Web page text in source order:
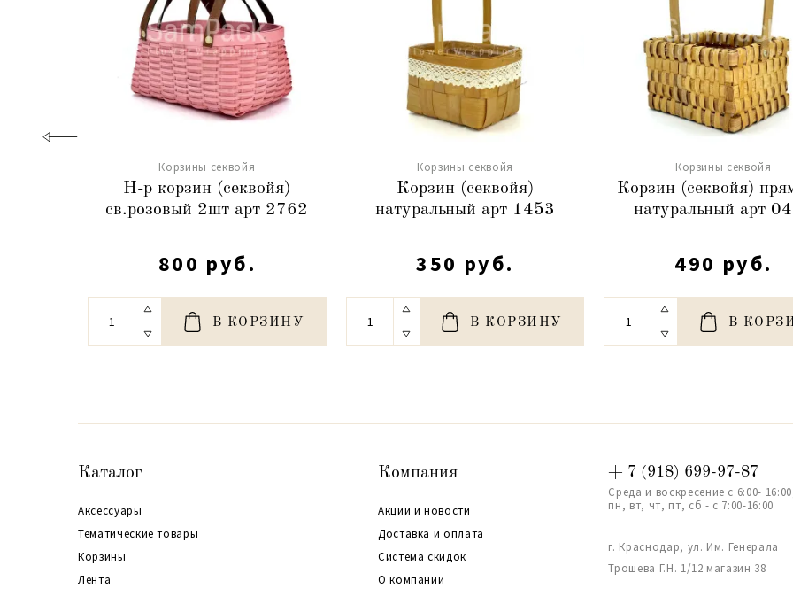
Корзины секвойя
Н-р корзин (секвойя)
св.розовый 2шт арт 2762
800 руб.
В КОРЗИНУ
Корзины секвойя
Корзин (секвойя)
натуральный арт 1453
350 руб.
В КОРЗИНУ
Корзины секвойя
Корзин (секвойя)
натуральный арт
490 руб.
В
Каталог
Аксессуары
Тематические товары
Корзины
Лента
Компания
Акции и новости
Доставка и оплата
Система скидок
О компании
+ 7 (918) 699-97-87
Среда и воскресение с 6:00-
пн, вт, чт, пт, сб - с 7:00-16:00
г. Краснодар, ул. Им. Генерала
Трошева Г.Н. 1/12 магазин 38